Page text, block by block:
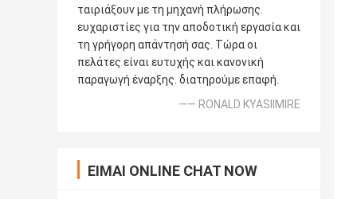
ταιριάξουν με τη μηχανή πλήρωσης.
ευχαριστίες για την αποδοτική εργασία και
τη γρήγορη απάντησή σας. Τώρα οι
πελάτες είναι ευτυχής και κανονική
παραγωγή έναρξης. διατηρούμε επαφή.
—— RONALD KYASIIMIRE
ΕΊΜΑΙ ONLINE CHAT NOW